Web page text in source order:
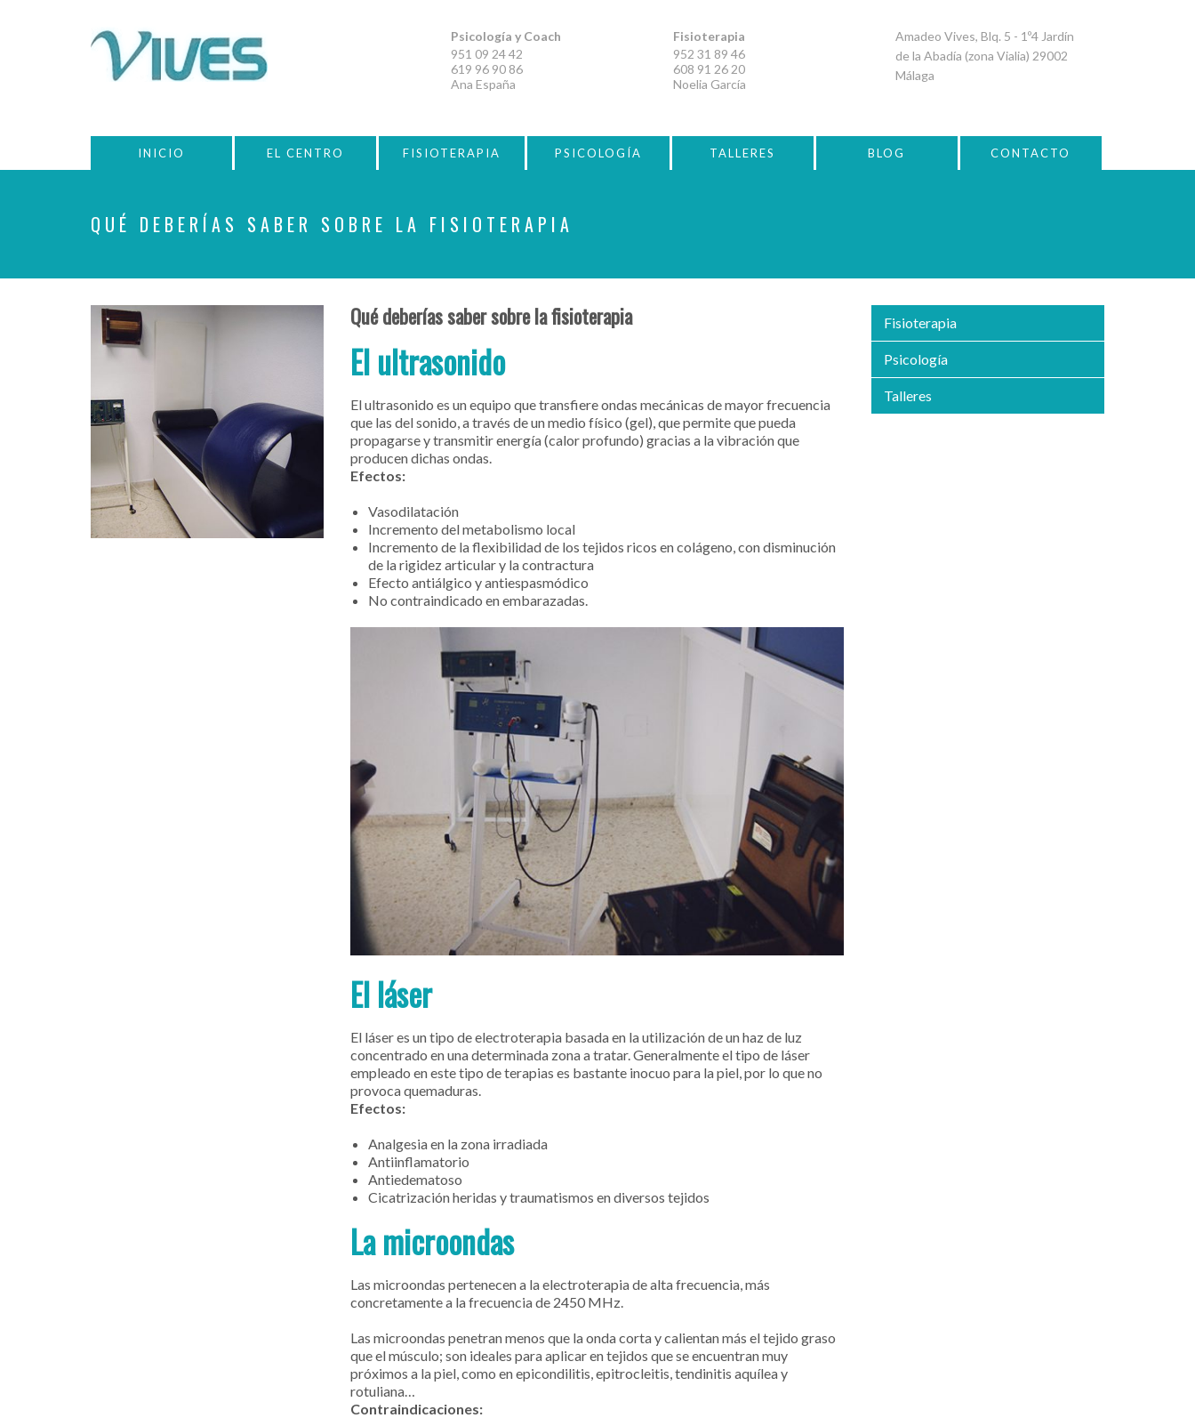
Psicología y Coach
951 09 24 42
619 96 90 86
Ana España
Fisioterapia
952 31 89 46
608 91 26 20
Noelia García
Amadeo Vives, Blq. 5 - 1º4 Jardín
de la Abadía (zona Vialia) 29002
Málaga
INICIO EL CENTRO FISIOTERAPIA PSICOLOGÍA TALLERES BLOG CONTACTO
QUÉ DEBERÍAS SABER SOBRE LA FISIOTERAPIA
Qué deberías saber sobre la fisioterapia
El ultrasonido
El ultrasonido es un equipo que transfiere ondas mecánicas de mayor frecuencia
que las del sonido, a través de un medio físico (gel), que permite que pueda
propagarse y transmitir energía (calor profundo) gracias a la vibración que
producen dichas ondas.
Efectos:
Vasodilatación
Incremento del metabolismo local
Incremento de la flexibilidad de los tejidos ricos en colágeno, con disminución
de la rigidez articular y la contractura
Efecto antiálgico y antiespasmódico
No contraindicado en embarazadas.
El láser
El láser es un tipo de electroterapia basada en la utilización de un haz de luz
concentrado en una determinada zona a tratar. Generalmente el tipo de láser
empleado en este tipo de terapias es bastante inocuo para la piel, por lo que no
provoca quemaduras.
Efectos:
Analgesia en la zona irradiada
Antiinflamatorio
Antiedematoso
Cicatrización heridas y traumatismos en diversos tejidos
La microondas
Las microondas pertenecen a la electroterapia de alta frecuencia, más
concretamente a la frecuencia de 2450 MHz.
Las microondas penetran menos que la onda corta y calientan más el tejido graso
que el músculo; son ideales para aplicar en tejidos que se encuentran muy
próximos a la piel, como en epicondilitis, epitrocleitis, tendinitis aquílea y
rotuliana…
Contraindicaciones:
Fisioterapia
Psicología
Talleres